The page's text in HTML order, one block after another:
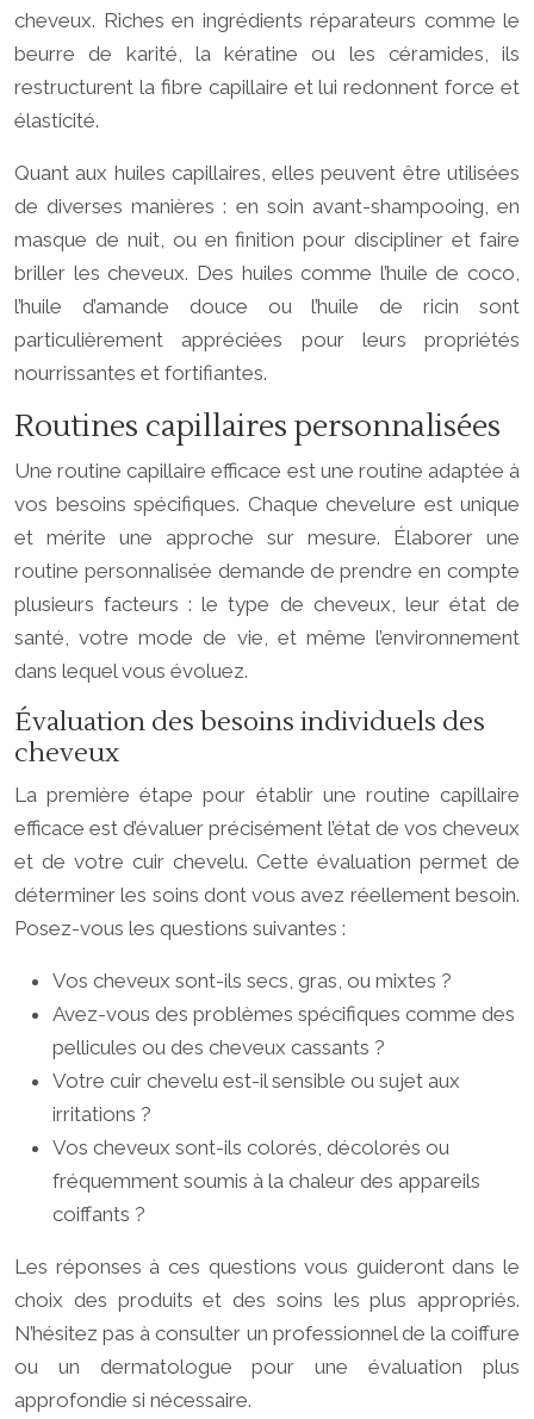
cheveux. Riches en ingrédients réparateurs comme le
beurre de karité, la kératine ou les céramides, ils
restructurent la fibre capillaire et lui redonnent force et
élasticité.
Quant aux huiles capillaires, elles peuvent être utilisées
de diverses manières : en soin avant-shampooing, en
masque de nuit, ou en finition pour discipliner et faire
briller les cheveux. Des huiles comme l’huile de coco,
l’huile d’amande douce ou l’huile de ricin sont
particulièrement appréciées pour leurs propriétés
nourrissantes et fortifiantes.
Routines capillaires personnalisées
Une routine capillaire efficace est une routine adaptée à
vos besoins spécifiques. Chaque chevelure est unique
et mérite une approche sur mesure. Élaborer une
routine personnalisée demande de prendre en compte
plusieurs facteurs : le type de cheveux, leur état de
santé, votre mode de vie, et même l’environnement
dans lequel vous évoluez.
Évaluation des besoins individuels des
cheveux
La première étape pour établir une routine capillaire
efficace est d’évaluer précisément l’état de vos cheveux
et de votre cuir chevelu. Cette évaluation permet de
déterminer les soins dont vous avez réellement besoin.
Posez-vous les questions suivantes :
Vos cheveux sont-ils secs, gras, ou mixtes ?
Avez-vous des problèmes spécifiques comme des
pellicules ou des cheveux cassants ?
Votre cuir chevelu est-il sensible ou sujet aux
irritations ?
Vos cheveux sont-ils colorés, décolorés ou
fréquemment soumis à la chaleur des appareils
coiffants ?
Les réponses à ces questions vous guideront dans le
choix des produits et des soins les plus appropriés.
N’hésitez pas à consulter un professionnel de la coiffure
ou un dermatologue pour une évaluation plus
approfondie si nécessaire.